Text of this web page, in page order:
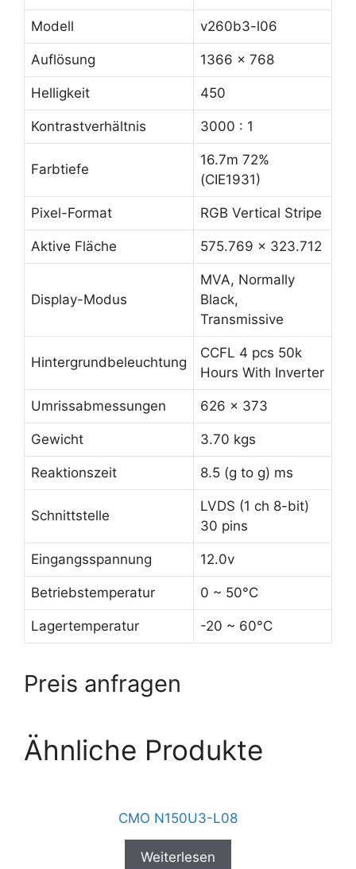
Modell v260b3-l06
Auflösung 1366 x 768
Helligkeit 450
Kontrastverhältnis 3000 : 1
Farbtiefe
16.7m 72%
(CIE1931)
Pixel-Format RGB Vertical Stripe
Aktive Fläche 575.769 x 323.712
Display-Modus
MVA, Normally
Black,
Transmissive
Hintergrundbeleuchtung
CCFL 4 pcs 50k
Hours With Inverter
Umrissabmessungen 626 x 373
Gewicht 3.70 kgs
Reaktionszeit 8.5 (g to g) ms
Schnittstelle
LVDS (1 ch 8-bit)
30 pins
Eingangsspannung 12.0v
Betriebstemperatur 0 ~ 50°C
Lagertemperatur -20 ~ 60°C
Preis anfragen
Ähnliche Produkte
CMO N150U3-L08
Weiterlesen